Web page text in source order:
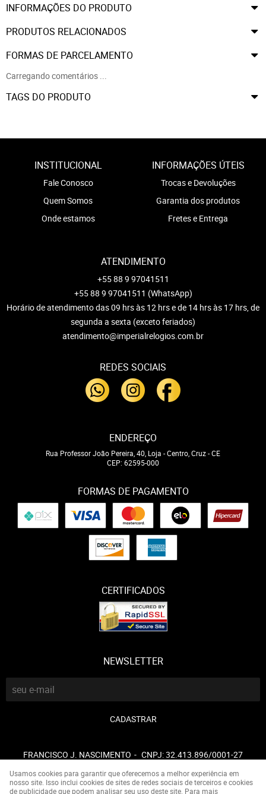
INFORMAÇÕES DO PRODUTO
PRODUTOS RELACIONADOS
FORMAS DE PARCELAMENTO
Carregando comentários ...
TAGS DO PRODUTO
INSTITUCIONAL
Fale Conosco
Quem Somos
Onde estamos
INFORMAÇÕES ÚTEIS
Trocas e Devoluções
Garantia dos produtos
Fretes e Entrega
ATENDIMENTO
+55 88 9 97041511
+55 88 9 97041511 (WhatsApp)
Horário de atendimento das 09 hrs às 12 hrs e de 14 hrs às 17 hrs, de
segunda a sexta (exceto feriados)
atendimento@imperialrelogios.com.br
REDES SOCIAIS
ENDEREÇO
Rua Professor João Pereira, 40, Loja -Centro, Cruz-CE
CEP: 62595-000
FORMAS DE PAGAMENTO
CERTIFICADOS
NEWSLETTER
CADASTRAR
FRANCISCO J. NASCIMENTO CNPJ: 32.413.896/0001-27
Usamos cookies para garantir que oferecemos a melhor experiência em
nosso site. Isso inclui cookies de sites de redes sociais de terceiros e cookies
de publicidade que podem analisar seu uso deste site. Para mais